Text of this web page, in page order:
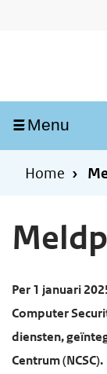
gaanMenu
Home
Per 1 januari
Computer
diensten,
Centrum (NCSC).